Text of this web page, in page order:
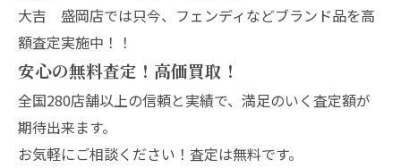
大吉 盛岡店では只今、フェンディなどブランド品を高
額査定実施中！！
安心の無料査定！高価買取！
全国280店舗以上の信頼と実績で、満足のいく査定額が
期待出来ます。
お気軽にご相談ください！査定は無料です。